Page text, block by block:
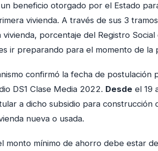
un beneficio otorgado por el Estado
vivienda. A través de sus 3
porcentaje del Registro Social
ir preparando para el momento de la
confirmó la fecha de postulación
DS1 Clase Media 2022. Desde el 19
a dicho subsidio para construcción
nueva o usada.
monto mínimo de ahorro debe estar